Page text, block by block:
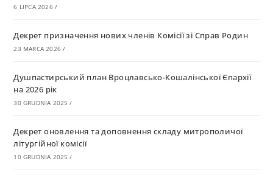
6 LIPCA 2026 /
Декрет призначення нових членів Комісії зі Справ Родин
23 MARCA 2026 /
Душпастирський план Вроцлавсько-Кошалінської Єпархії
на 2026 рік
30 GRUDNIA 2025 /
Декрет оновлення та доповнення складу митрополичої
літургійної комісії
10 GRUDNIA 2025 /